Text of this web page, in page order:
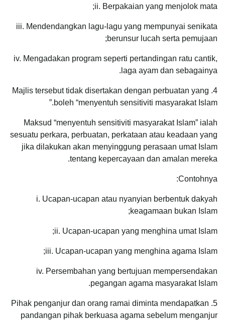
ii. Berpakaian yang menjolok mata;
iii. Mendendangkan lagu-lagu yang mempunyai senikata
berunsur lucah serta pemujaan;
iv. Mengadakan program seperti pertandingan ratu cantik,
laga ayam dan sebagainya.
4. Majlis tersebut tidak disertakan dengan perbuatan yang
boleh “menyentuh sensitiviti masyarakat Islam.”
Maksud “menyentuh sensitiviti masyarakat Islam” ialah
sesuatu perkara, perbuatan, perkataan atau keadaan yang
jika dilakukan akan menyinggung perasaan umat Islam
tentang kepercayaan dan amalan mereka.
Contohnya:
i. Ucapan-ucapan atau nyanyian berbentuk dakyah
keagamaan bukan Islam;
ii. Ucapan-ucapan yang menghina umat Islam;
iii. Ucapan-ucapan yang menghina agama Islam;
iv. Persembahan yang bertujuan mempersendakan
pegangan agama masyarakat Islam.
5. Pihak penganjur dan orang ramai diminta mendapatkan
pandangan pihak berkuasa agama sebelum menganjur